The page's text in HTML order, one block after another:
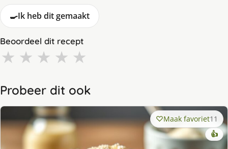
🍳Ik heb dit gemaakt
Beoordeel dit recept
★ ★ ★ ★ ★
Probeer dit ook
Maak favoriet11
👍